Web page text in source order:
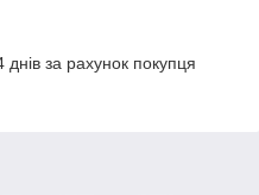
за рахунок покупця